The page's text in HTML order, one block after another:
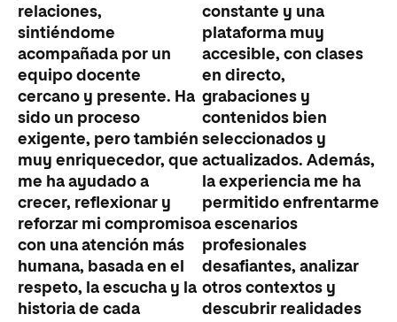
relaciones,
sintiéndome
acompañada por un
equipo docente
cercano y presente. Ha
sido un proceso
exigente, pero también
muy enriquecedor, que
me ha ayudado a
crecer, reflexionar y
reforzar mi compromiso
con una atención más
humana, basada en el
respeto, la escucha y la
historia de cada
constante y una
plataforma muy
accesible, con clases
en directo,
grabaciones y
contenidos bien
seleccionados y
actualizados. Además,
la experiencia me ha
permitido enfrentarme
a escenarios
profesionales
desafiantes, analizar
otros contextos y
descubrir realidades